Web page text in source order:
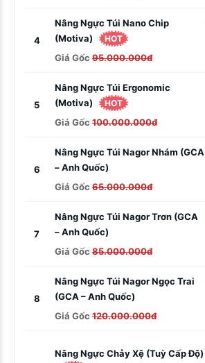
4
Nâng Ngực Túi Nano Chip
(Motiva)
HOT
Giá Gốc 95.000.000đ
5
Nâng Ngực Túi Ergonomic
(Motiva)
HOT
Giá Gốc 100.000.000đ
6
Nâng Ngực Túi Nagor Nhám (GCA
– Anh Quốc)
Giá Gốc 65.000.000đ
7
Nâng Ngực Túi Nagor Trơn (GCA
– Anh Quốc)
Giá Gốc 85.000.000đ
8
Nâng Ngực Túi Nagor Ngọc Trai
(GCA – Anh Quốc)
Giá Gốc 120.000.000đ
Nâng Ngực Chảy Xệ (tuỳ Cấp Độ)